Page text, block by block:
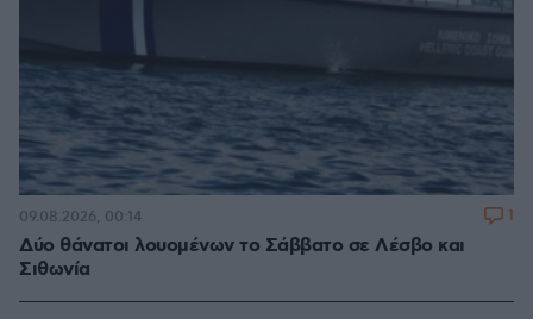
Δύο θάνατοι λουομένων το Σάββατο σε Λέσβο και
Σιθωνία
09.08.2026, 00:14 1